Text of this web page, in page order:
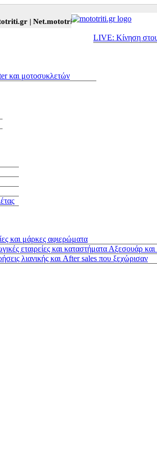
|Net.mototriti.gr |Προϊόντα & Υπηρεσίες
LIVE: Κίνηση
και μοτοσυκλετών
και μάρκες αφιερώματα
εταιρείες και καταστήματα Αξεσουάρ
λιανικής και After sales που ξεχώρισαν